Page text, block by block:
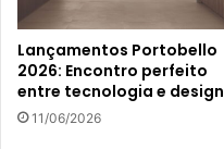
Lançamentos Portobello
2026: Encontro perfeito
entre tecnologia e design
11/06/2026